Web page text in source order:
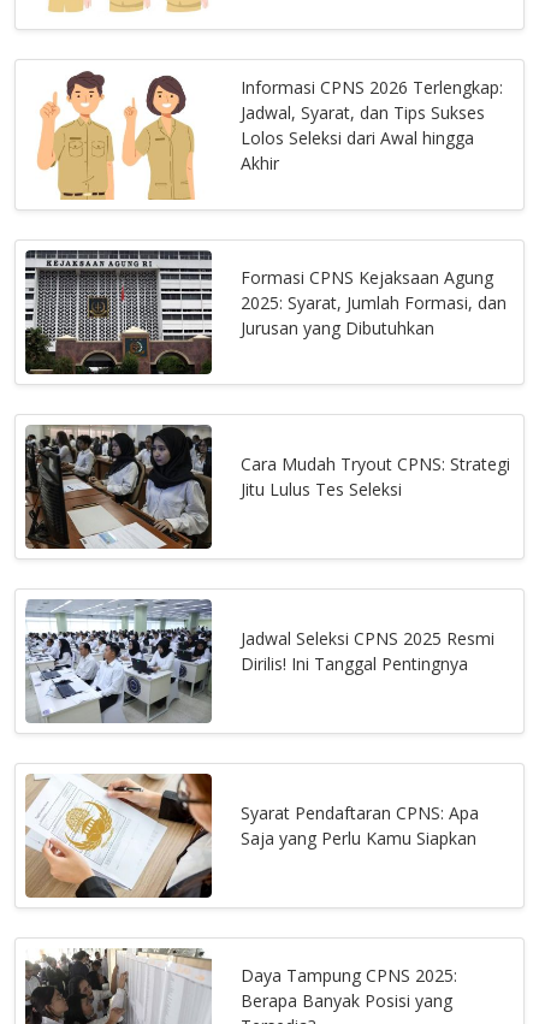
Informasi CPNS 2026 Terlengkap:
Jadwal, Syarat, dan Tips Sukses
Lolos Seleksi dari Awal hingga
Akhir
Formasi CPNS Kejaksaan Agung
2025: Syarat, Jumlah Formasi, dan
Jurusan yang Dibutuhkan
Cara Mudah Tryout CPNS: Strategi
Jitu Lulus Tes Seleksi
Jadwal Seleksi CPNS 2025 Resmi
Dirilis! Ini Tanggal Pentingnya
Syarat Pendaftaran CPNS: Apa
Saja yang Perlu Kamu Siapkan
Daya Tampung CPNS 2025:
Berapa Banyak Posisi yang